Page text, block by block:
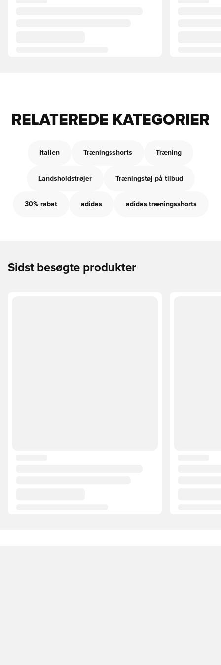
RELATEREDE KATEGORIER
Italien Træningsshorts Træning
Landsholdstrøjer Træningstøj på tilbud
30% rabat adidas adidas træningsshorts
Sidst besøgte produkter